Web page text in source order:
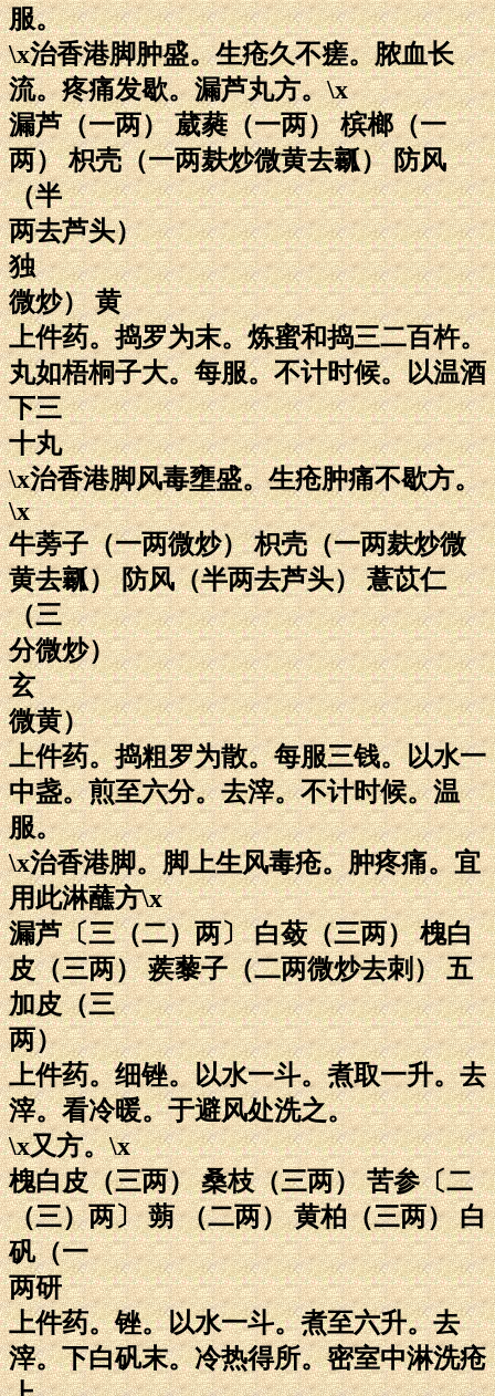
服。
\x治香港脚肿盛。生疮久不瘥。脓血长
流。疼痛发歇。漏芦丸方。\x
漏芦（一两） 葳蕤（一两） 槟榔（一
两） 枳壳（一两麸炒微黄去瓤） 防风
（半
两去芦头）
独
微炒） 黄
上件药。捣罗为末。炼蜜和捣三二百杵。
丸如梧桐子大。每服。不计时候。以温酒
下三
十丸
\x治香港脚风毒壅盛。生疮肿痛不歇方。
\x
牛蒡子（一两微炒） 枳壳（一两麸炒微
黄去瓤） 防风（半两去芦头） 薏苡仁
（三
分微炒）
玄
微黄）
上件药。捣粗罗为散。每服三钱。以水一
中盏。煎至六分。去滓。不计时候。温
服。
\x治香港脚。脚上生风毒疮。肿疼痛。宜
用此淋蘸方\x
漏芦〔三（二）两〕 白蔹（三两） 槐白
皮（三两） 蒺藜子（二两微炒去刺） 五
加皮（三
两）
上件药。细锉。以水一斗。煮取一升。去
滓。看冷暖。于避风处洗之。
\x又方。\x
槐白皮（三两） 桑枝（三两） 苦参〔二
（三）两〕 蒴 （二两） 黄柏（三两） 白
矾（一
两研
上件药。锉。以水一斗。煮至六升。去
滓。下白矾末。冷热得所。密室中淋洗疮